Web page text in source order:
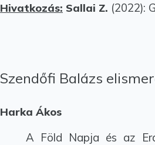
Hivatkozás: Sallai Z. (2022):
Szendőfi Balázs
Harka Ákos
A Föld Napja és az